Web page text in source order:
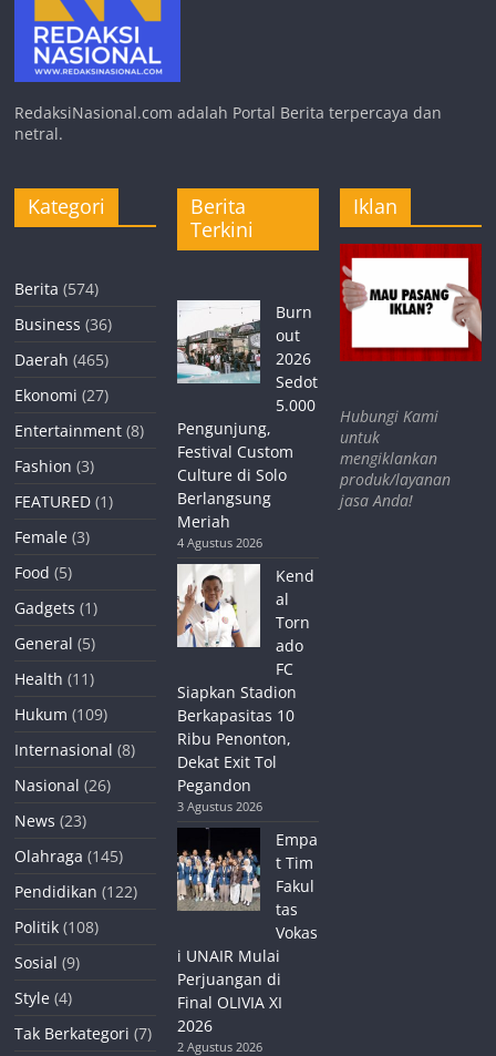
RedaksiNasional.com adalah Portal Berita terpercaya dan
netral.
Kategori
Berita (574)
Business (36)
Daerah (465)
Ekonomi (27)
Entertainment (8)
Fashion (3)
FEATURED (1)
Female (3)
Food (5)
Gadgets (1)
General (5)
Health (11)
Hukum (109)
Internasional (8)
Nasional (26)
News (23)
Olahraga (145)
Pendidikan (122)
Politik (108)
Sosial (9)
Style (4)
Tak Berkategori (7)
Berita
Terkini
Burn
out
2026
Sedot
5.000
Pengunjung,
Festival Custom
Culture di Solo
Berlangsung
Meriah
4 Agustus 2026
Kend
al
Torn
ado
FC
Siapkan Stadion
Berkapasitas 10
Ribu Penonton,
Dekat Exit Tol
Pegandon
3 Agustus 2026
Empa
t Tim
Fakul
tas
Vokas
i UNAIR Mulai
Perjuangan di
Final OLIVIA XI
2026
2 Agustus 2026
Iklan
Hubungi Kami
untuk
mengiklankan
produk/layanan
jasa Anda!